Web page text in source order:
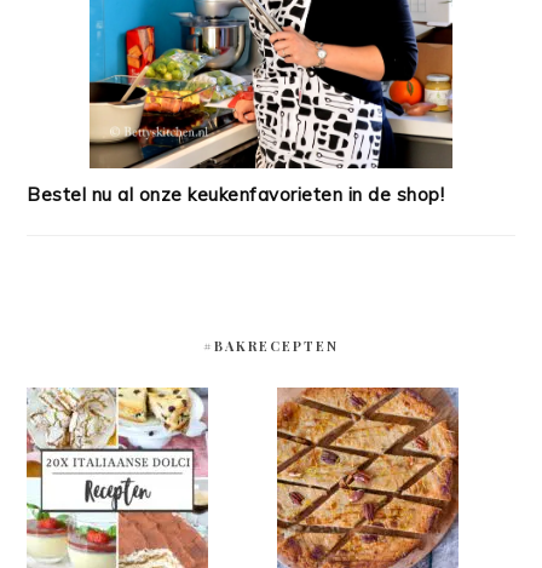
Bestel nu al onze keukenfavorieten in de shop!
#BAKRECEPTEN